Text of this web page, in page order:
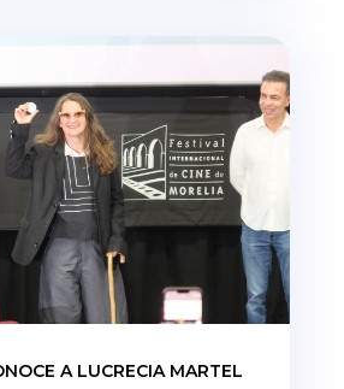
A LUCRECIA MARTEL